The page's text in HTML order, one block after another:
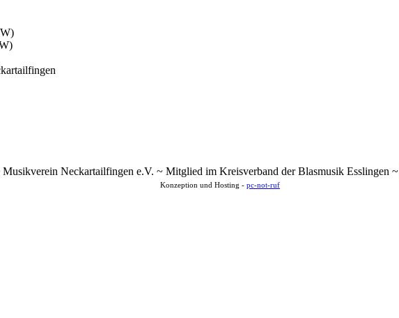
Neckartailfingen e.V. ~ Mitglied im Kreisverband der Blasmusik Esslingen ~
Konzeption und Hosting - pc-not-ruf